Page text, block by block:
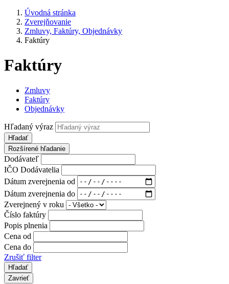
Úvodná stránka
Zverejňovanie
Zmluvy, Faktúry, Objednávky
Faktúry
Faktúry
Zmluvy
Faktúry
Objednávky
Hľadaný výraz
Hľadať
Rozšírené hľadanie
Dodávateľ
IČO Dodávatelia
Dátum zverejnenia od
Dátum zverejnenia do
Zverejnený v roku
Číslo faktúry
Popis plnenia
Cena od
Cena do
Zrušiť filter
Zavrieť